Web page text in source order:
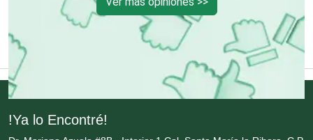
Cortinas, Persianas y Alfombras
Cremerías y Salchichonerías
Cristalerías
!Ya lo Encontré!